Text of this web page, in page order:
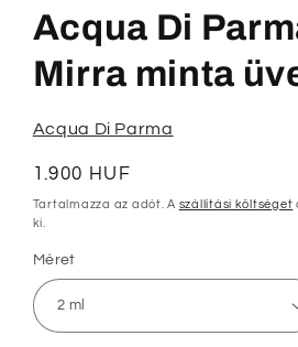
megnyitása
a
modális
párbeszédpanelen
Acqua Di
Mirra minta
Acqua Di Parma
Normál
ár
1.900 HUF
Tartalmazza az adót. A szállítási költséget
ki.
Méret